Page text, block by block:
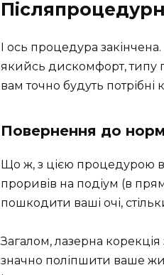
І ось процедура
якийсь дискомфорт, типу
вам точно будуть потрібні
Повернення до
Що ж, з цією процедурою
проривів на подіум (в
пошкодити ваші очі,
Загалом, лазерна
значно поліпшити ваше